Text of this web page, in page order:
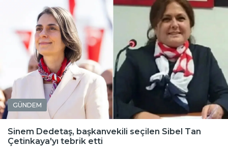
GÜNDEM
Sinem Dedetaş, başkanvekili seçilen Sibel Tan
Çetinkaya'yı tebrik etti